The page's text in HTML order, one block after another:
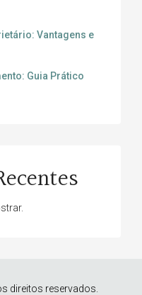
Vantagens e
Guia Prático
direitos reservados.